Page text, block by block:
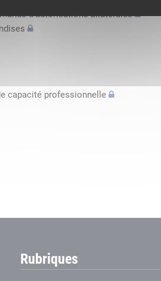
d’autorisations bilatérales
capacité professionnelle
Rubriques